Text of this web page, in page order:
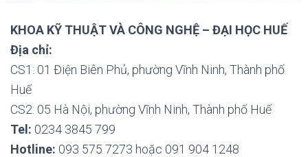
KHOA KỸ THUẬT VÀ CÔNG NGHỆ – ĐẠI HỌC HUẾ
Địa chỉ:
CS1: 01 Điện Biên Phủ, phường Vĩnh Ninh, Thành phố
Huế
CS2: 05 Hà Nội, phường Vĩnh Ninh, Thành phố Huế
Tel: 0234 3845 799
Hotline: 093 575 7273 hoặc 091 904 1248